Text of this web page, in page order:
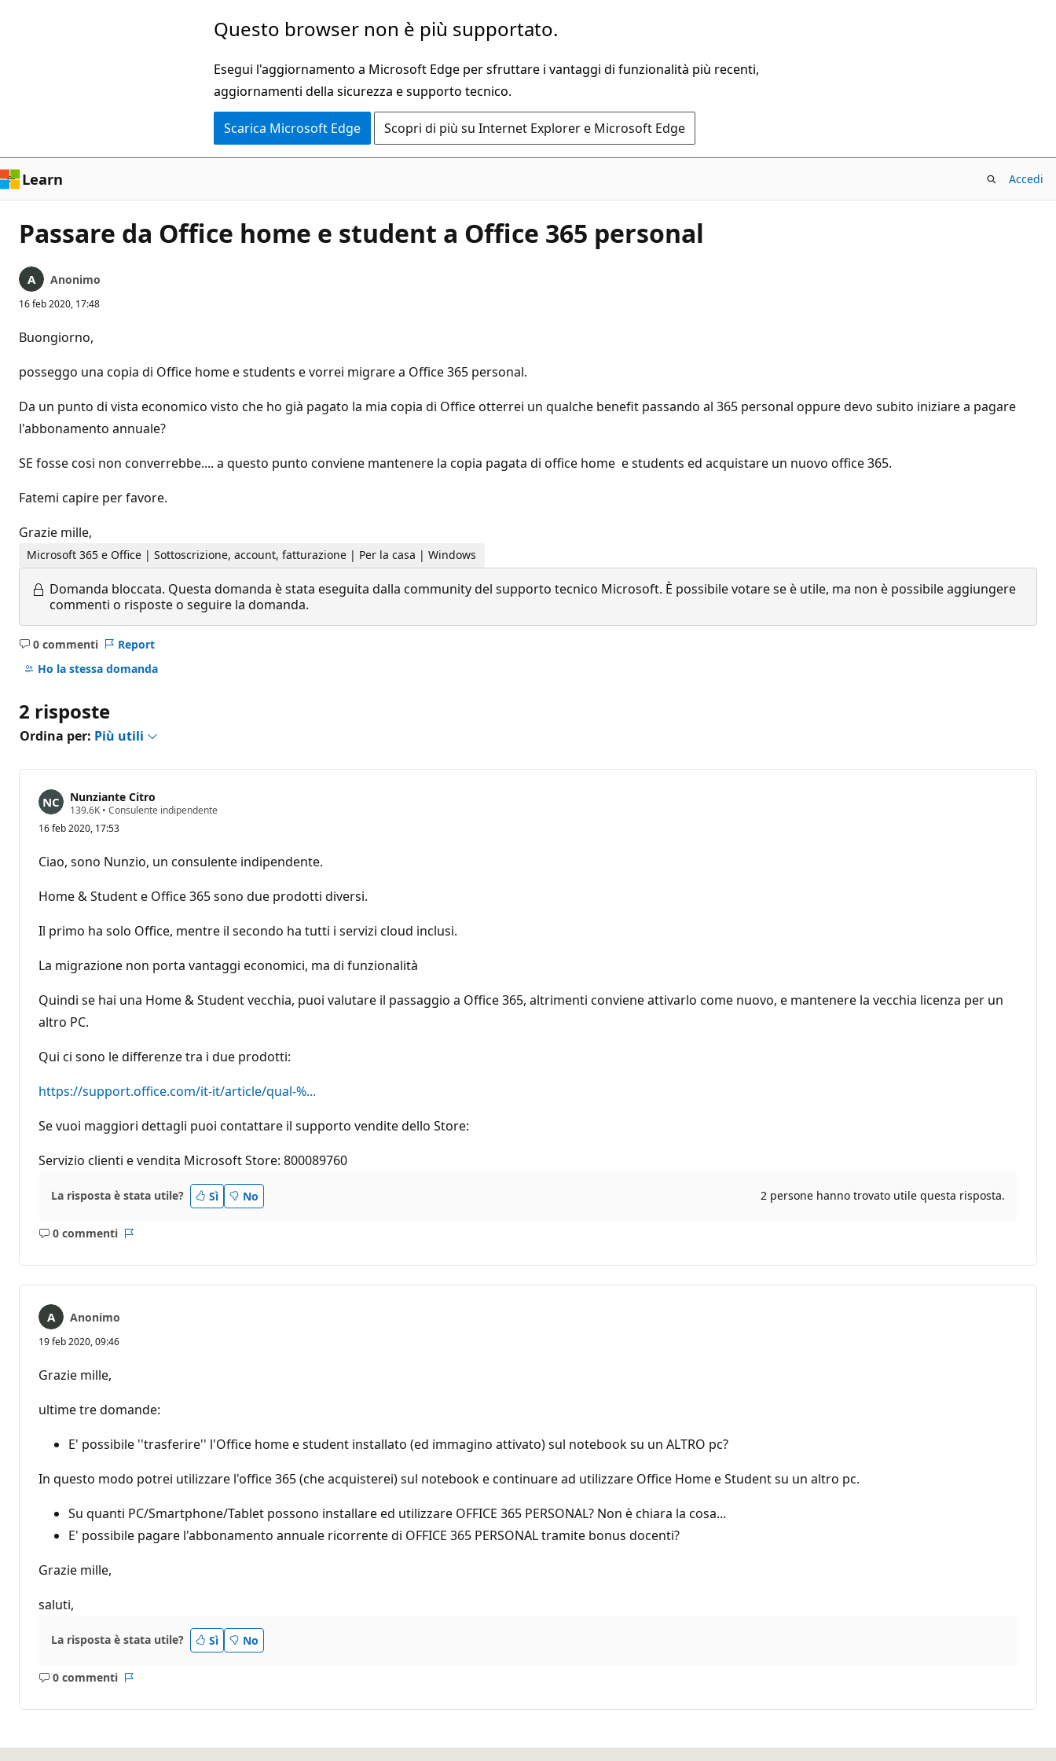
Questo browser non è più supportato.
Esegui l'aggiornamento a Microsoft Edge per sfruttare i vantaggi di funzionalità più recenti,
aggiornamenti della sicurezza e supporto tecnico.
Scarica Microsoft Edge Scopri di più su Internet Explorer e Microsoft Edge
Learn Accedi
Passare da Office home e student a Office 365 personal
Anonimo
16 feb 2020, 17:48
Buongiorno,
posseggo una copia di Office home e students e vorrei migrare a Office 365 personal.
Da un punto di vista economico visto che ho già pagato la mia copia di Office otterrei un qualche benefit passando al 365 personal oppure devo subito iniziare a pagare
l'abbonamento annuale?
SE fosse cosi non converrebbe.... a questo punto conviene mantenere la copia pagata di office home e students ed acquistare un nuovo office 365.
Fatemi capire per favore.
Grazie mille,
Microsoft 365 e Office | Sottoscrizione, account, fatturazione | Per la casa | Windows
Domanda bloccata. Questa domanda è stata eseguita dalla community del supporto tecnico Microsoft. È possibile votare se è utile, ma non è possibile aggiungere
commenti o risposte o seguire la domanda.
0 commenti
Nessun
commento
Report
Ho la stessa domanda
2 risposte
Ordina per: Più utili
Nunziante Citro
139.6K P
n
d
r
e
u
t
z
i
n
• Consulente indipendente
16 feb 2020, 17:53
Ciao, sono Nunzio, un consulente indipendente.
Home & Student e Office 365 sono due prodotti diversi.
Il primo ha solo Office, mentre il secondo ha tutti i servizi cloud inclusi.
La migrazione non porta vantaggi economici, ma di funzionalità
Quindi se hai una Home & Student vecchia, puoi valutare il passaggio a Office 365, altrimenti conviene attivarlo come nuovo, e mantenere la vecchia licenza per un
altro PC.
Qui ci sono le differenze tra i due prodotti:
https://support.office.com/it-it/article/qual-%...
Se vuoi maggiori dettagli puoi contattare il supporto vendite dello Store:
Servizio clienti e vendita Microsoft Store: 800089760
La risposta è stata utile? Sì No 2 persone hanno trovato utile questa risposta.
0 commenti
Nessun
Anonimo
19 feb 2020, 09:46
Grazie mille,
ultime tre domande:
E' possibile ''trasferire'' l'Office home e student installato (ed immagino attivato) sul notebook su un ALTRO pc?
In questo modo potrei utilizzare l'office 365 (che acquisterei) sul notebook e continuare ad utilizzare Office Home e Student su un altro pc.
Su quanti PC/Smartphone/Tablet possono installare ed utilizzare OFFICE 365 PERSONAL? Non è chiara la cosa...
E' possibile pagare l'abbonamento annuale ricorrente di OFFICE 365 PERSONAL tramite bonus docenti?
Grazie mille,
saluti,
La risposta è stata utile? Sì No
0 commenti
Nessun